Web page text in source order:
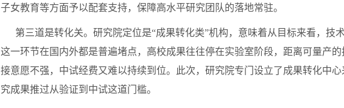
子女教育等方面予以配套支持，保障高水平研究团队的落地常驻。
第三道是转化关。研究院定位是“成果转化类”机构，意味着从目标来看，技
这一环节在国内外都是普遍堵点，高校成果往往停在实验室阶段，距离可量产
接意愿不强，中试经费又难以持续到位。此次，研究院专门设立了成果转化中
究成果推过从验证到中试这道门槛。